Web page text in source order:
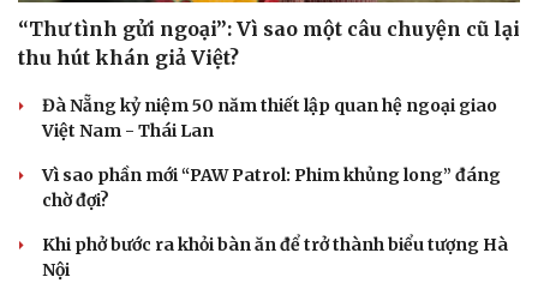
“Thư tình gửi ngoại”: Vì sao một câu chuyện cũ lại
thu hút khán giả Việt?
Đà Nẵng kỷ niệm 50 năm thiết lập quan hệ ngoại giao
Việt Nam - Thái Lan
Vì sao phần mới “PAW Patrol: Phim khủng long” đáng
chờ đợi?
Khi phở bước ra khỏi bàn ăn để trở thành biểu tượng Hà
Nội